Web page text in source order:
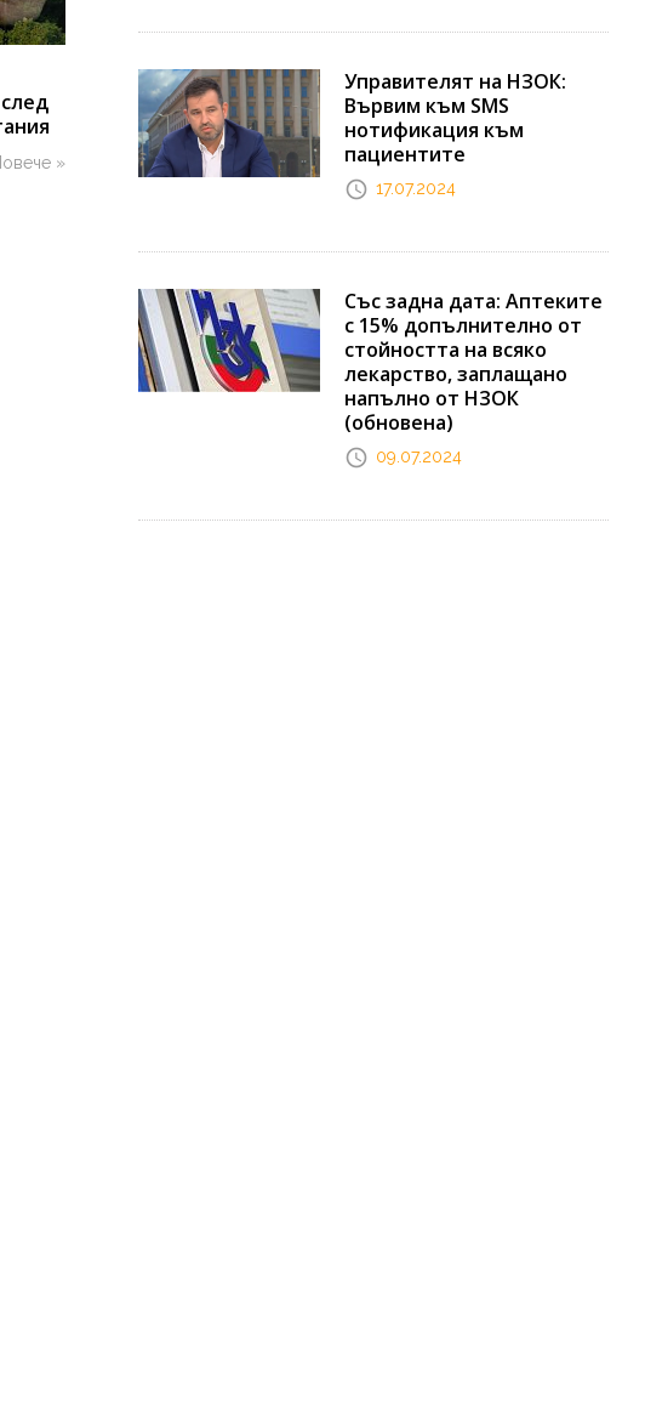
»
Управителят на НЗОК:
Вървим към SMS
нотификация към
пациентите
17.07.2024
Със задна дата: Аптеките
с 15% допълнително от
стойността на всяко
лекарство, заплащано
напълно от НЗОК
(обновена)
09.07.2024